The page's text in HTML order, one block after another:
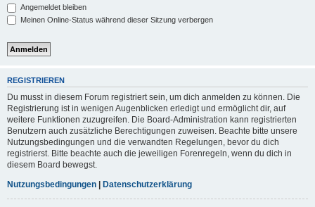
Angemeldet bleiben
Meinen Online-Status während dieser Sitzung verbergen
REGISTRIEREN
Du musst in diesem Forum registriert sein, um dich anmelden zu können. Die
Registrierung ist in wenigen Augenblicken erledigt und ermöglicht dir, auf
weitere Funktionen zuzugreifen. Die Board-Administration kann registrierten
Benutzern auch zusätzliche Berechtigungen zuweisen. Beachte bitte unsere
Nutzungsbedingungen und die verwandten Regelungen, bevor du dich
registrierst. Bitte beachte auch die jeweiligen Forenregeln, wenn du dich in
diesem Board bewegst.
Nutzungsbedingungen | Datenschutzerklärung